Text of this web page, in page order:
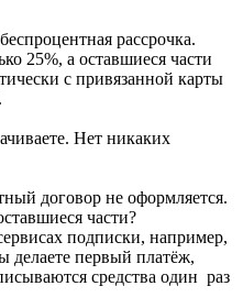
рассрочка.
25%, а оставшиеся части
с привязанной карты
Нет никаких
договор не оформляется.
части?
подписки, например,
первый платёж,
средства один раз